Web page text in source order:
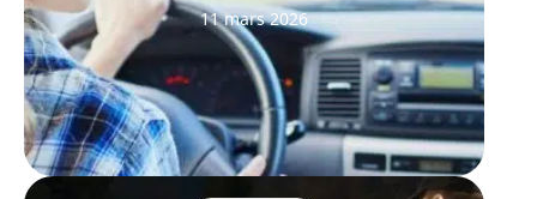
11 mars 2026